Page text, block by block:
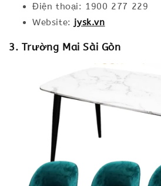
Điện thoại: 1900 277 229
Website: jysk.vn
3. Trường Mai Sài Gòn